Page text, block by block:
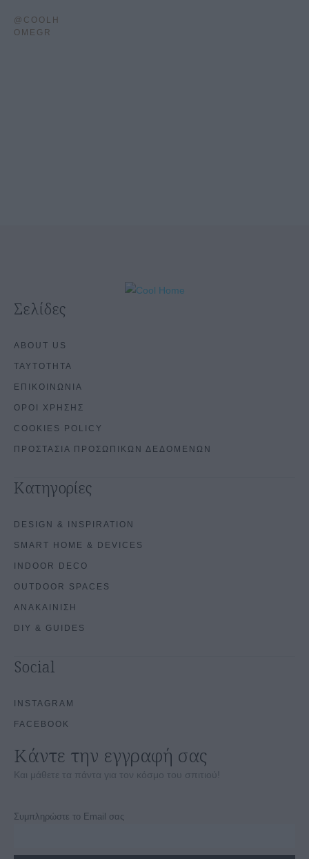
@COOLH
OMEGR
Σελίδες
ABOUT US
ΤΑΥΤΟΤΗΤΑ
ΕΠΙΚΟΙΝΩΝΙΑ
ΟΡΟΙ ΧΡΗΣΗΣ
COOKIES POLICY
ΠΡΟΣΤΑΣΙΑ ΠΡΟΣΩΠΙΚΩΝ ΔΕΔΟΜΕΝΩΝ
Κατηγορίες
DESIGN & INSPIRATION
SMART HOME & DEVICES
INDOOR DECO
OUTDOOR SPACES
ΑΝΑΚΑΙΝΙΣΗ
DIY & GUIDES
Social
INSTAGRAM
FACEBOOK
Κάντε την εγγραφή σας
Και μάθετε τα πάντα για τον κόσμο του σπιτιού!
Συμπληρώστε το Email σας